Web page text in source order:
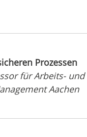
Prozessen
für Arbeits-
Aachen